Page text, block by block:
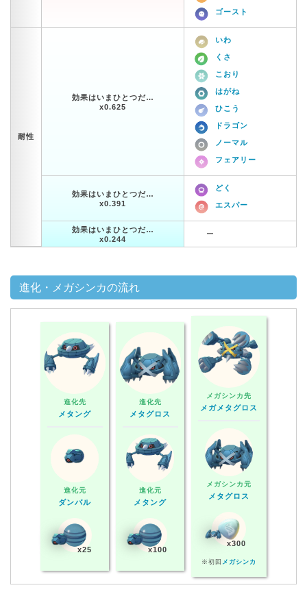
ゴースト
耐性
効果はいまひとつだ…
x0.625
いわ
くさ
こおり
はがね
ひこう
ドラゴン
ノーマル
フェアリー
効果はいまひとつだ…
x0.391
どく
エスパー
効果はいまひとつだ…
x0.244
ー
進化・メガシンカの流れ
進化先
メタング
進化元
ダンバル
x25
進化先
メタグロス
進化元
メタング
x100
メガシンカ先
メガメタグロス
メガシンカ元
メタグロス
x300
※初回 メガシンカ